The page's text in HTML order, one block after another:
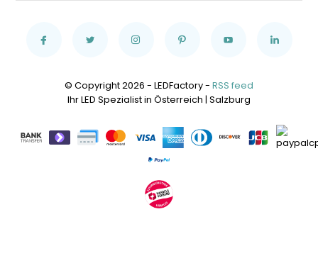
© Copyright 2026 - LEDFactory - RSS feed
Ihr LED Spezialist in Österreich | Salzburg